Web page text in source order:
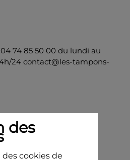
74 85 50 00 du lundi au
24 contact@les-tampons-
des
cookies de